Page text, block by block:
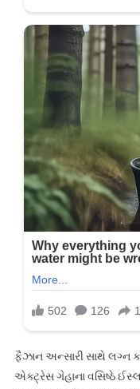
ફૈઝાન અન્સારી સાથે લગ્ન
એક્ટ્રેસ ગેહાના વસિષ્ઠે